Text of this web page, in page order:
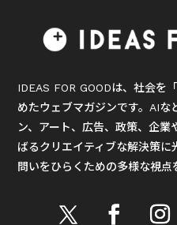
IDEAS FOR GOODは、社会を
めたウェブマガジンです。AIな
ン、アート、広告、政策、企業
ばるクリエイティブな解決策
問いをひらくための多様な視点